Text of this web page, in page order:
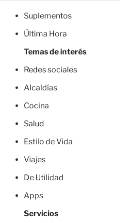
Suplementos
Última Hora
Temas de interés
Redes sociales
Alcaldías
Cocina
Salud
Estilo de Vida
Viajes
De Utilidad
Apps
Servicios